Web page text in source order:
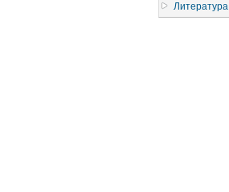
Литература